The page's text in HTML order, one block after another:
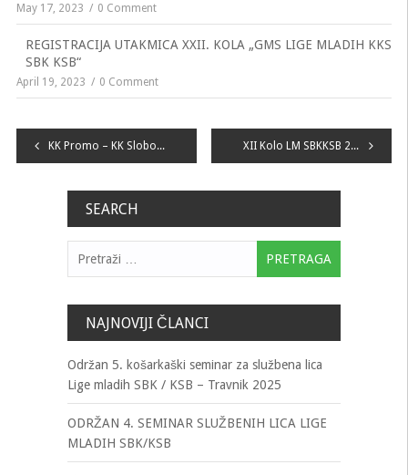
May 17, 2023 0 Comment
REGISTRACIJA UTAKMICA XXII. KOLA „GMS LIGE MLADIH KKS
SBK KSB“
April 19, 2023 0 Comment
Navigacija KK Promo – KK Sloboda – Polufinale Kupa BiH XII Kolo LM SBKKSB 2019-2020
SEARCH
NAJNOVIJI ČLANCI
Održan 5. košarkaški seminar za službena lica
Lige mladih SBK / KSB – Travnik 2025
ODRŽAN 4. SEMINAR SLUŽBENIH LICA LIGE
MLADIH SBK/KSB